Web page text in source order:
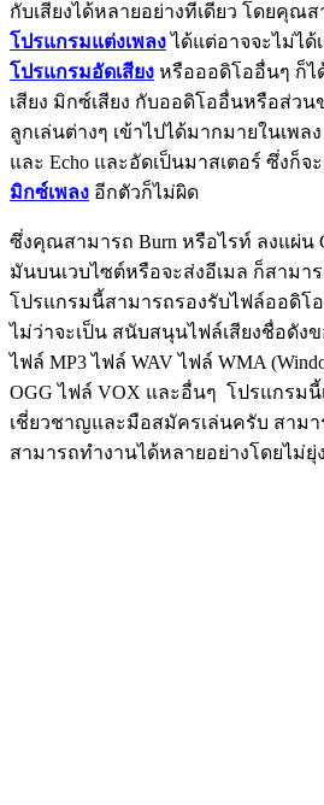
กับเสียงได้หลายอย่างทีเดียว โดยคุณ
โปรแกรมแต่งเพลง ได้แต่อาจจะไม่ได้
โปรแกรมอัดเสียง หรือออดิโออื่นๆ ก็ไ
เสียง มิกซ์เสียง กับออดิโออื่นหรือส่วน
ลูกเล่นต่างๆ เข้าไปได้มากมายในเพลง
และ Echo และอัดเป็นมาสเตอร์ ซึ่งก็จ
มิกซ์เพลง อีกตัวก็ไม่ผิด
ซึ่งคุณสามารถ Burn หรือไรท์ ลงแผ่น
มันบนเวบไซต์หรือจะส่งอีเมล ก็สามา
โปรแกรมนี้สามารถรองรับไฟล์ออดิโ
ไม่ว่าจะเป็น สนับสนุนไฟล์เสียงชื่อดัง
ไฟล์ MP3 ไฟล์ WAV ไฟล์ WMA
OGG ไฟล์ VOX และอื่นๆ โปรแกรม
เชี่ยวชาญและมือสมัครเล่นครับ สาม
สามารถทำงานได้หลายอย่างโดยไม่ยุ่